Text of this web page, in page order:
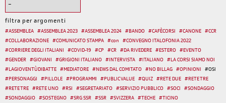
filtra per argomenti
#ASSEMBLEA #ASSEMBLEA 2023 #ASSEMBLEA 2024 #BANDO #CAFÈCORSI #CANONE #CCR
#COLLABORAZIONE #COMUNICATO STAMPA #con #CONVEGNO ITALOFONIA 2022
#CORRIERE DEGLI ITALIANI #COVID-19 #CP #CR #DA RIVEDERE #ESTERO #EVENTO
#GENDER #GIOVANI #GRIGIONI ITALIANO #INTERVISTA #ITALIANO #LA CORSI SIAMO NOI
#LAGIOVENTÙDIBATTE #MEDIATORE #NEWS DAL COMITATO #NO BILLAG #OPINIONI #OSI
#PERSONAGGI #PILLOLE #PROGRAMMI #PUBLIC VALUE #QUIZ #RETE DUE #RETE TRE
#RETE TRE #RETE UNO #RSI #SEGRETARIATO #SERVIZIO PUBBLICO #SOCI #SONDAGGIO
#SONDAGGIO #SOSTEGNO #SRG SSR #SSR #SVIZZERA # TECHE # TICINO